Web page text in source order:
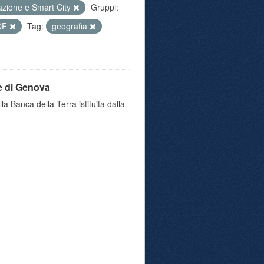
e Smart City
Gruppi:
Tag: geografia
di Genova
Banca della Terra istituita dalla